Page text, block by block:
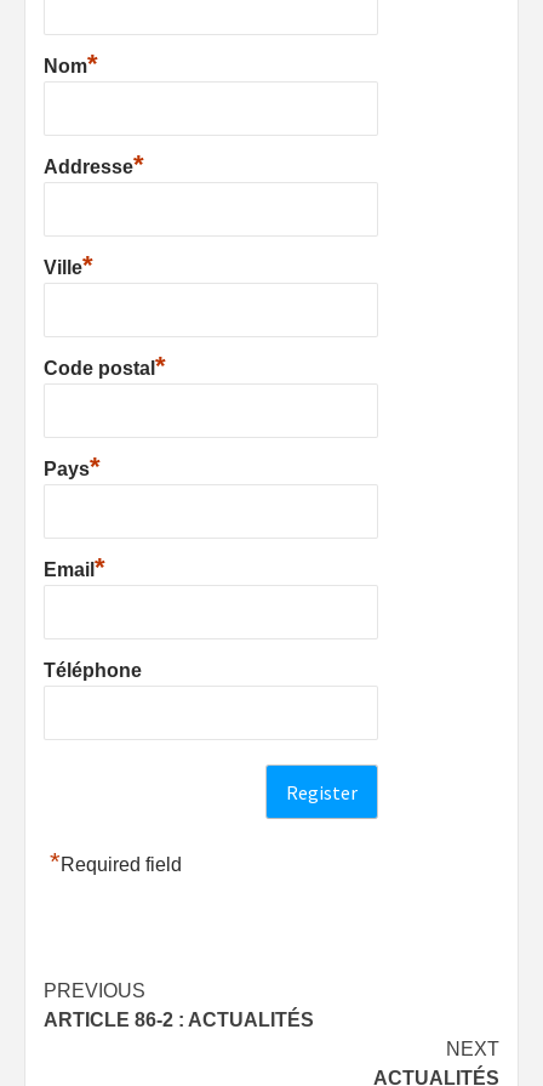
Nom*
Addresse*
Ville*
Code postal *
Pays*
Email *
Téléphone
*Required field
Post
navigation
PREVIOUS
ARTICLE 86-2 : ACTUALITÉS
NEXT
ACTUALITÉS